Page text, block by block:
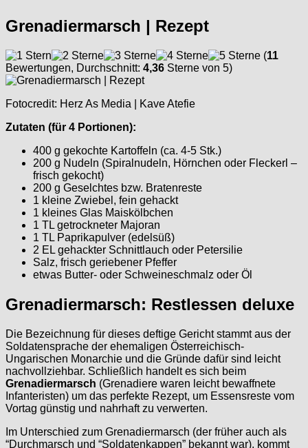
Grenadiermarsch | Rezept
(11
Bewertungen, Durchschnitt: 4,36 Sterne von 5)
Fotocredit: Herz As Media | Kave Atefie
Zutaten (für 4 Portionen):
400 g gekochte Kartoffeln (ca. 4-5 Stk.)
200 g Nudeln (Spiralnudeln, Hörnchen oder Fleckerl –
frisch gekocht)
200 g Geselchtes bzw. Bratenreste
1 kleine Zwiebel, fein gehackt
1 kleines Glas Maiskölbchen
1 TL getrockneter Majoran
1 TL Paprikapulver (edelsüß)
2 EL gehackter Schnittlauch oder Petersilie
Salz, frisch geriebener Pfeffer
etwas Butter- oder Schweineschmalz oder Öl
Grenadiermarsch: Restlessen deluxe
Die Bezeichnung für dieses deftige Gericht stammt aus der
Soldatensprache der ehemaligen Österreichisch-
Ungarischen Monarchie und die Gründe dafür sind leicht
nachvollziehbar. Schließlich handelt es sich beim
Grenadiermarsch (Grenadiere waren leicht bewaffnete
Infanteristen) um das perfekte Rezept, um Essensreste vom
Vortag günstig und nahrhaft zu verwerten.
Im Unterschied zum Grenadiermarsch (der früher auch als
“Durchmarsch und “Soldatenkappen” bekannt war), kommt